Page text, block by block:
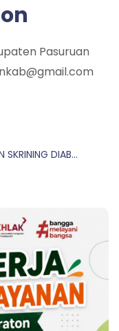
Pasuruan
SKRINING DIAB...